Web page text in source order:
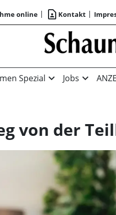
online contact_page Kontakt
Spezial expand_more Jobs expand_more
von der